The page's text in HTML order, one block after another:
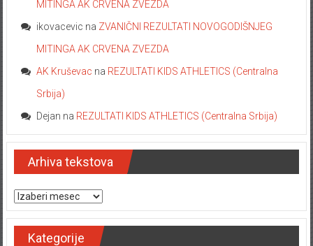
MITINGA AK CRVENA ZVEZDA
ikovacevic na ZVANIČNI REZULTATI NOVOGODIŠNJEG
MITINGA AK CRVENA ZVEZDA
AK Kruševac na REZULTATI KIDS ATHLETICS (Centralna
Srbija)
Dejan na REZULTATI KIDS ATHLETICS (Centralna Srbija)
Arhiva tekstova
Arhiva tekstova
Kategorije